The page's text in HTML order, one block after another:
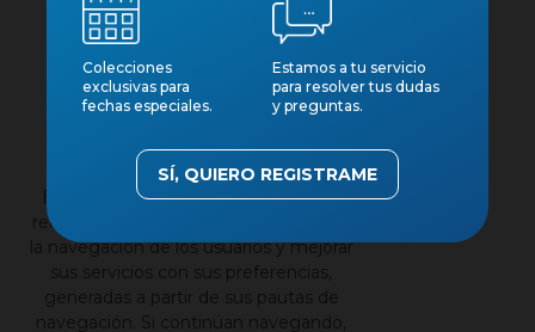
Nuestros catálogos
Política de privacidad
Política de cookies
Esta página web utiliza cookies para
recopilar información estadística sobre
la navegación de los usuarios y mejorar
sus servicios con sus preferencias,
generadas a partir de sus pautas de
navegación. Si continúan navegando,
×
Colecciones
exclusivas para
fechas especiales.
Estamos a tu servicio
para resolver tus dudas
y preguntas.
SÍ, QUIERO REGISTRAME